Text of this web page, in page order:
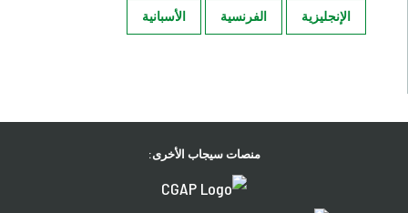
الإنجليزية الفرنسية الأسبانية
منصات سيجاب الأخرى: